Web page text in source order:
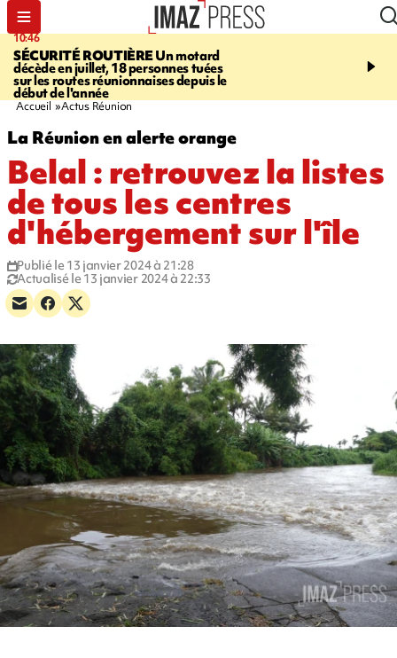
10:46
SÉCURITÉ ROUTIÈREUn motard
décède en juillet, 18 personnes tuées
sur les routes réunionnaises depuis le
début de l'année
13:49
mineurs - un courrier
Accueil Actus Réunion
La Réunion en alerte orange
Belal : retrouvez la listes
de tous les centres
d'hébergement sur l'île
Publié le 13 janvier 2024 à 21:28
Actualisé le 13 janvier 2024 à 22:33